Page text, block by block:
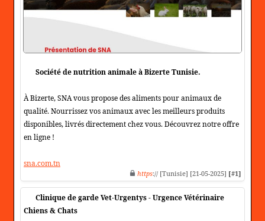
Société de nutrition animale à Bizerte Tunisie.
À Bizerte, SNA vous propose des aliments pour animaux de
qualité. Nourrissez vos animaux avec les meilleurs produits
disponibles, livrés directement chez vous. Découvrez notre offre
en ligne !
sna.com.tn
https:// [Tunisie] [21-05-2025] [#1]
Clinique de garde Vet-Urgentys - Urgence Vétérinaire
Chiens & Chats